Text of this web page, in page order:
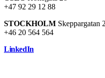
+47 92 29 12 88
STOCKHOLM Skeppargatan
+46 20 564 564
LinkedIn